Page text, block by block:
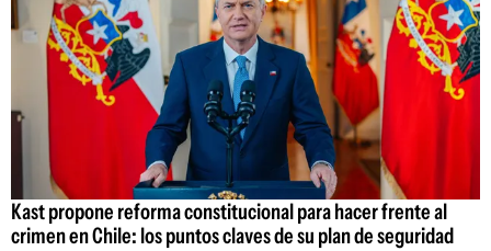
Kast propone reforma constitucional para hacer frente al
crimen en Chile: los puntos claves de su plan de seguridad